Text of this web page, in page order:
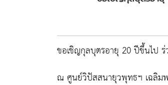
ขอเชิญกุลบุตรอายุ 20 ปีขึ้นไป
ณ ศูนย์วิปัสสนายุวพุทธฯ เฉลิม